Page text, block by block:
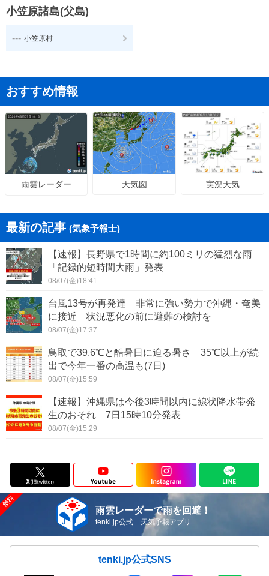
小笠原諸島(父島)
--- 小笠原村
おすすめ情報
雨雲レーダー 天気図 実況天気
最新の記事 (気象予報士)
【速報】長野県で1時間に約100ミリの猛烈な雨
「記録的短時間大雨」発表
08/07(金)18:41
台風13号が再発達 非常に強い勢力で沖縄・奄美
に接近 状況悪化の前に避難の検討を
08/07(金)17:37
鳥取で39.6℃と酷暑日に迫る暑さ 35℃以上が続
出で今年一番の高温も(7日)
08/07(金)15:59
【速報】沖縄県は今後3時間以内に線状降水帯発
生のおそれ 7日15時10分発表
08/07(金)15:29
雨雲レーダーで雨を回避！
tenki.jp公式 天気予報アプリ
tenki.jp公式SNS